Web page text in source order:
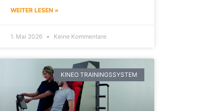
WEITER LESEN »
1. Mai 2026 Keine Kommentare
KINEO TRAININGSSYSTEM